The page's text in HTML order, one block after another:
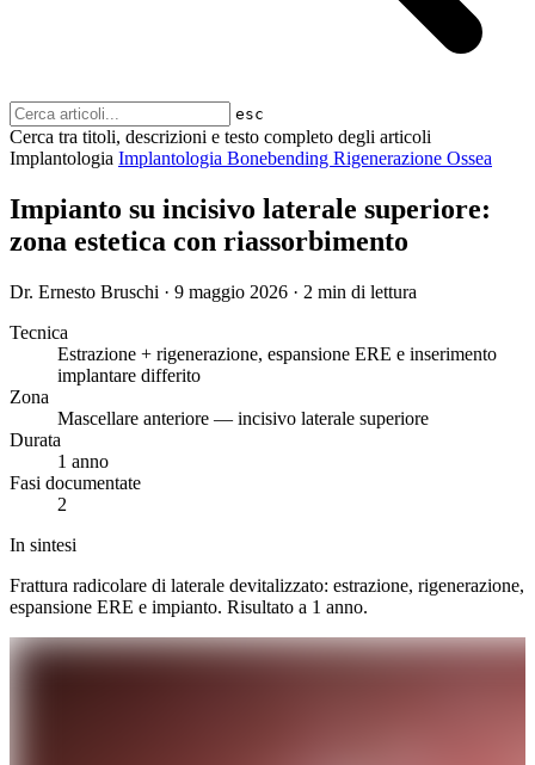
esc
Cerca tra titoli, descrizioni e testo completo degli articoli
Implantologia Implantologia Bonebending Rigenerazione Ossea
Impianto su incisivo laterale superiore:
zona estetica con riassorbimento
Dr. Ernesto Bruschi · 9 maggio 2026 · 2 min di lettura
Tecnica
Estrazione + rigenerazione, espansione ERE e inserimento
implantare differito
Zona
Mascellare anteriore — incisivo laterale superiore
Durata
1 anno
Fasi documentate
2
In sintesi
Frattura radicolare di laterale devitalizzato: estrazione, rigenerazione,
espansione ERE e impianto. Risultato a 1 anno.